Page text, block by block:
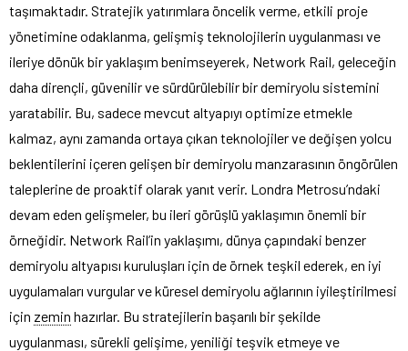
taşımaktadır. Stratejik yatırımlara öncelik verme, etkili proje
yönetimine odaklanma, gelişmiş teknolojilerin uygulanması ve
ileriye dönük bir yaklaşım benimseyerek, Network Rail, geleceğin
daha dirençli, güvenilir ve sürdürülebilir bir demiryolu sistemini
yaratabilir. Bu, sadece mevcut altyapıyı optimize etmekle
kalmaz, aynı zamanda ortaya çıkan teknolojiler ve değişen yolcu
beklentilerini içeren gelişen bir demiryolu manzarasının öngörülen
taleplerine de proaktif olarak yanıt verir. Londra Metrosu’ndaki
devam eden gelişmeler, bu ileri görüşlü yaklaşımın önemli bir
örneğidir. Network Rail’in yaklaşımı, dünya çapındaki benzer
demiryolu altyapısı kuruluşları için de örnek teşkil ederek, en iyi
uygulamaları vurgular ve küresel demiryolu ağlarının iyileştirilmesi
için zemin hazırlar. Bu stratejilerin başarılı bir şekilde
uygulanması, sürekli gelişime, yeniliği teşvik etmeye ve